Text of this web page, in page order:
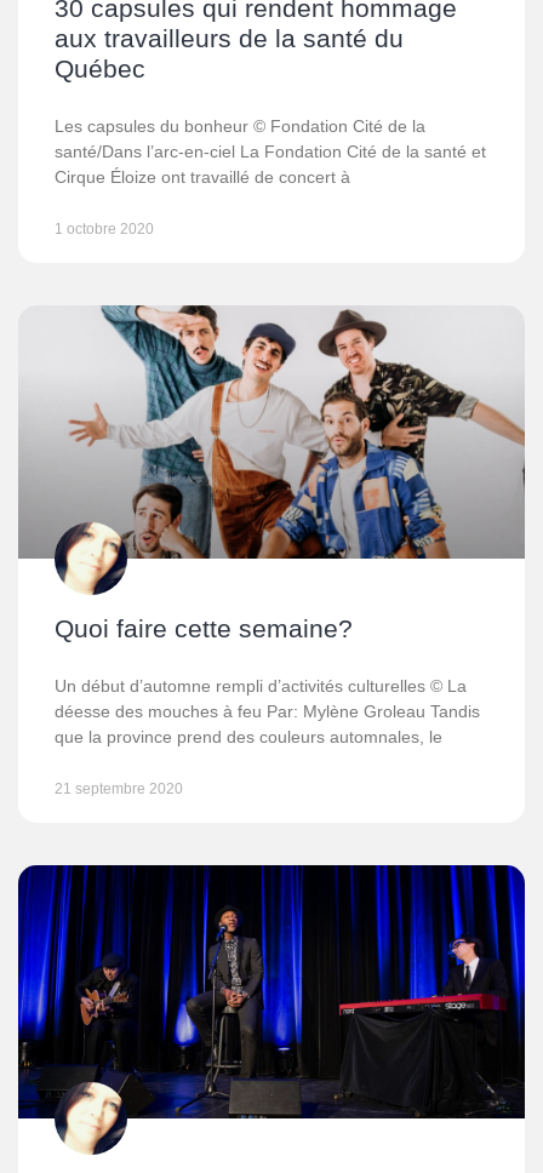
30 capsules qui rendent hommage
aux travailleurs de la santé du
Québec
Les capsules du bonheur © Fondation Cité de la
santé/Dans l’arc-en-ciel La Fondation Cité de la santé et
Cirque Éloize ont travaillé de concert à
1 octobre 2020
Quoi faire cette semaine?
Un début d’automne rempli d’activités culturelles © La
déesse des mouches à feu Par: Mylène Groleau Tandis
que la province prend des couleurs automnales, le
21 septembre 2020